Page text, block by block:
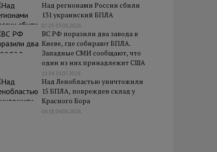
Над регионами России сбили
131 украинский БПЛА
07:25 03.08.2026
ВС РФ поразили два завода в
Киеве, где собирают БПЛА.
Западные СМИ сообщают, что
один из них принадлежит США
11:34 31.07.2026
Над Ленобластью уничтожили
15 БПЛА, поврежден склад у
Красного Бора
06:18 04.08.2026